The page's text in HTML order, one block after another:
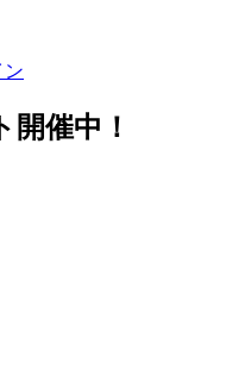
ン
催中！